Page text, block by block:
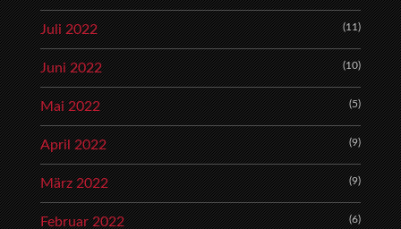
Juli 2022 (11)
Juni 2022 (10)
Mai 2022 (5)
April 2022 (9)
März 2022 (9)
Februar 2022 (6)